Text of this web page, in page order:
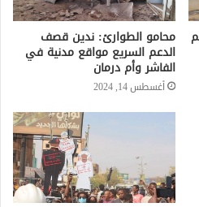
محامو الطوارئ: ندين قصف
الدعم السريع مواقع مدنية في
الفاشر وأم درمان
أغسطس 14, 2024